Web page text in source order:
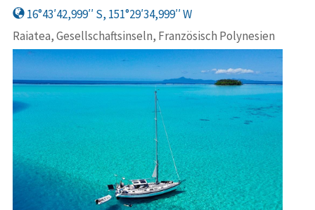
16°43′42,999′′ S, 151°29′34,999′′ W
Raiatea, Gesellschaftsinseln, Französisch Polynesien